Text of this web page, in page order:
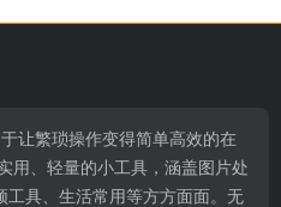
让繁琐操作变得简单高效的在
用、轻量的小工具，涵盖图片处
工具、生活常用等方方面面。无